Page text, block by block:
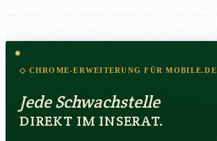
◇ CHROME-ERWEITERUNG FÜR MOBILE.DE
Jede Schwachstelle
DIREKT IM INSERAT.